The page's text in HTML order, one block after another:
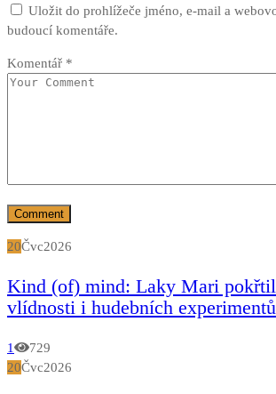
Uložit do prohlížeče jméno, e-mail a
budoucí komentáře.
Komentář *
20Čvc2026
Kind (of) mind: Laky Mari
vlídnosti i hudebních experimentů
1
729
20Čvc2026